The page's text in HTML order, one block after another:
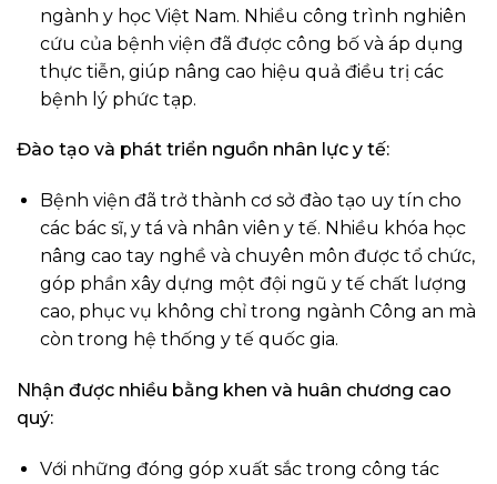
ngành y học Việt Nam. Nhiều công trình nghiên
cứu của bệnh viện đã được công bố và áp dụng
thực tiễn, giúp nâng cao hiệu quả điều trị các
bệnh lý phức tạp.
Đào tạo và phát triển nguồn nhân lực y tế:
Bệnh viện đã trở thành cơ sở đào tạo uy tín cho
các bác sĩ, y tá và nhân viên y tế. Nhiều khóa học
nâng cao tay nghề và chuyên môn được tổ chức,
góp phần xây dựng một đội ngũ y tế chất lượng
cao, phục vụ không chỉ trong ngành Công an mà
còn trong hệ thống y tế quốc gia.
Nhận được nhiều bằng khen và huân chương cao
quý:
Với những đóng góp xuất sắc trong công tác